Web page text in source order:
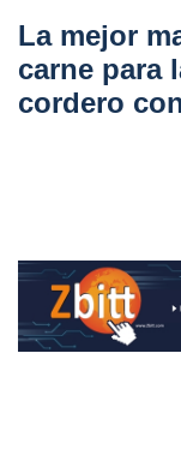
La mejor
carne para
cordero